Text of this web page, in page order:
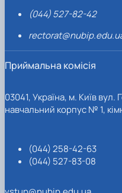
(044) 527-82-42
Приймальна комісія
03041, Україна, м. Київ вул.
навчальний корпус № 1,
(044) 258-42-63
(044) 527-83-08